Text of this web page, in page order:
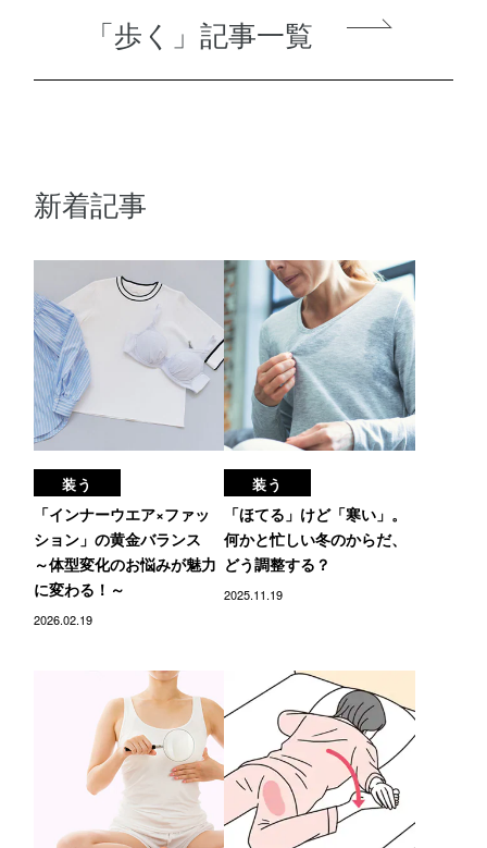
「歩く」記事一覧
新着記事
装う
「インナーウエア×ファッ
ション」の黄金バランス
～体型変化のお悩みが魅力
に変わる！～
2026.02.19
装う
「ほてる」けど「寒い」。
何かと忙しい冬のからだ、
どう調整する？
2025.11.19